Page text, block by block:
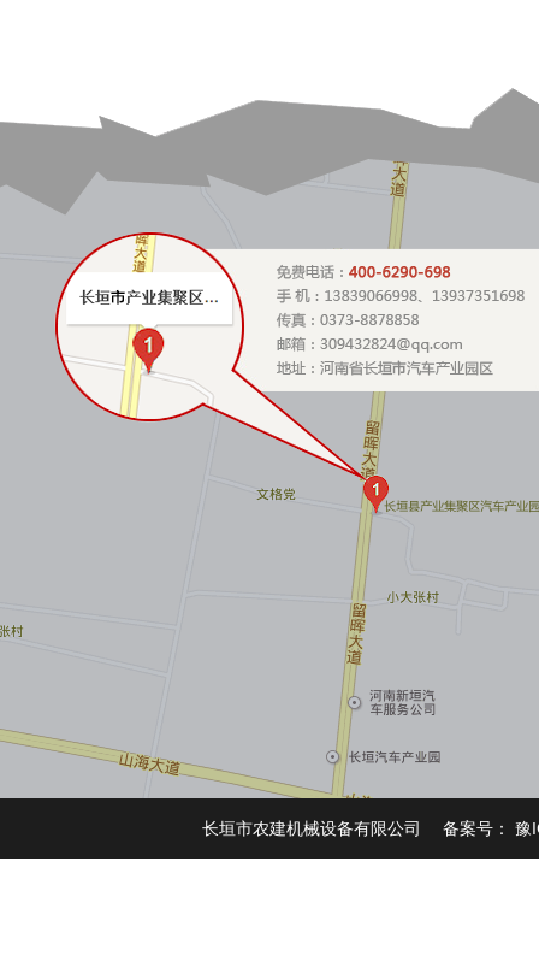
长垣市农建机械设备有限公司 备案号： 豫